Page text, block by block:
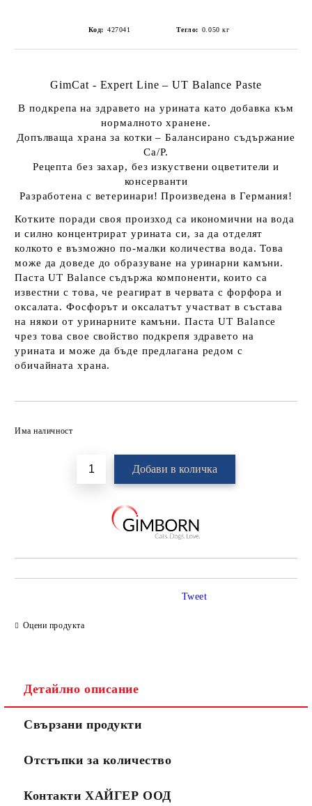
Код: 427041 Тегло: 0.050 кг
GimCat - Expert Line –UT Balance Paste
В подкрепа на здравето на урината като добавка към
нормалното хранене.
Допълваща храна за котки – Балансирано съдържание
Ca/P.
Рецепта без захар, без изкуствени оцветители и
консерванти
Разработена с ветеринари! Произведена в Германия!
Котките поради своя произход са икономични на вода
и силно концентрират урината си, за да отделят
колкото е възможно по-малки количества вода. Това
може да доведе до образуване на уринарни камъни.
ПастаUT Balance съдържа компоненти, които са
известни с това, че реагират в червата с форфора и
оксалата. Фосфорът и оксалатът участват в състава
на някои от уринарните камъни. ПастаUT Balance
чрез това свое свойство подкрепя здравето на
урината и може да бъде предлагана редом с
обичайната храна.
Има наличност
Оцени продукта
Tweet
Детайлно описание
Свързани продукти
Отстъпки за количество
Контакти ХАЙГЕР ООД